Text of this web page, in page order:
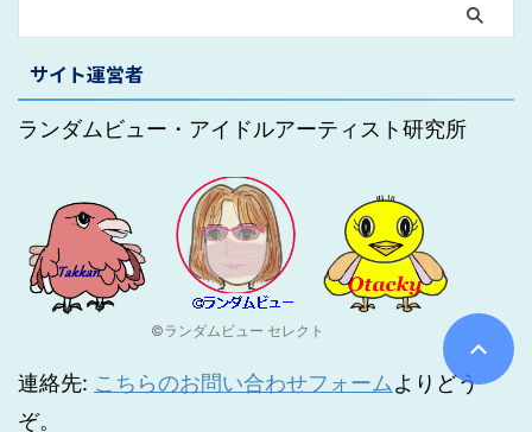
サイト運営者
ランダムビュー・アイドルアーティスト研究所
©ランダムビュー セレクト
連絡先: こちらのお問い合わせフォームよりどう
ぞ。